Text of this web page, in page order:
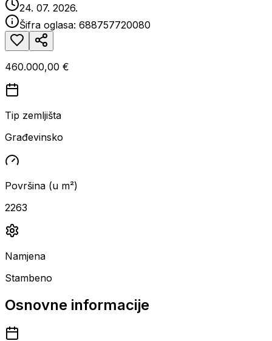
24. 07. 2026.
Šifra oglasa: 688757720080
460.000,00 €
Tip zemljišta
Građevinsko
Površina (u m²)
2263
Namjena
Stambeno
Osnovne informacije